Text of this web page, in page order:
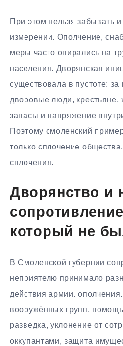
При этом нельзя забывать и
измерении. Ополчение,
меры часто опирались на
населения. Дворянская
существовала в пустоте:
дворовые люди, крестьяне,
запасы и напряжение
Поэтому смоленский
только сплочение
сплочения.
Дворянство и
который не
В Смоленской губернии
неприятелю принимало
действия армии,
вооружённых групп,
разведка, уклонение от
оккупантами, защита